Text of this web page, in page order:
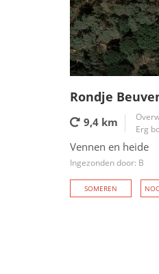
Rondje
9,4 km
Erg
Vennen en heide
Ingezonden door: B
SOMEREN